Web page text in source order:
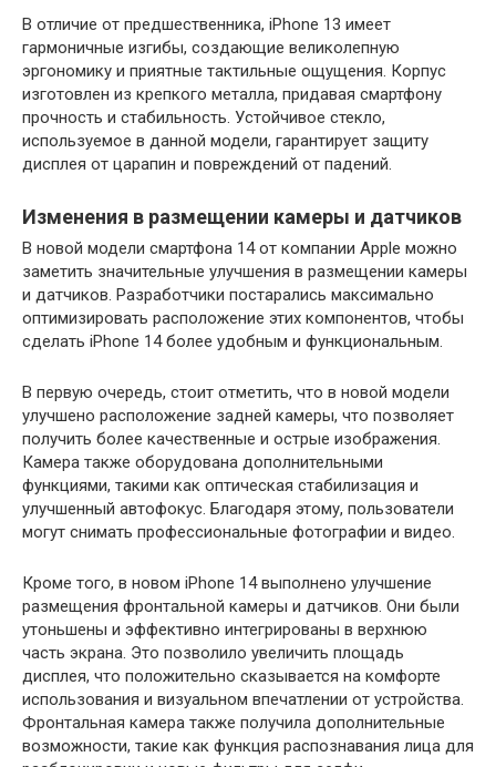
В отличие от предшественника, iPhone 13 имеет
гармоничные изгибы, создающие великолепную
эргономику и приятные тактильные ощущения. Корпус
изготовлен из крепкого металла, придавая смартфону
прочность и стабильность. Устойчивое стекло,
используемое в данной модели, гарантирует защиту
дисплея от царапин и повреждений от падений.
Изменения в размещении камеры и датчиков
В новой модели смартфона 14 от компании Apple можно
заметить значительные улучшения в размещении камеры
и датчиков. Разработчики постарались максимально
оптимизировать расположение этих компонентов, чтобы
сделать iPhone 14 более удобным и функциональным.
В первую очередь, стоит отметить, что в новой модели
улучшено расположение задней камеры, что позволяет
получить более качественные и острые изображения.
Камера также оборудована дополнительными
функциями, такими как оптическая стабилизация и
улучшенный автофокус. Благодаря этому, пользователи
могут снимать профессиональные фотографии и видео.
Кроме того, в новом iPhone 14 выполнено улучшение
размещения фронтальной камеры и датчиков. Они были
утоньшены и эффективно интегрированы в верхнюю
часть экрана. Это позволило увеличить площадь
дисплея, что положительно сказывается на комфорте
использования и визуальном впечатлении от устройства.
Фронтальная камера также получила дополнительные
возможности, такие как функция распознавания лица для